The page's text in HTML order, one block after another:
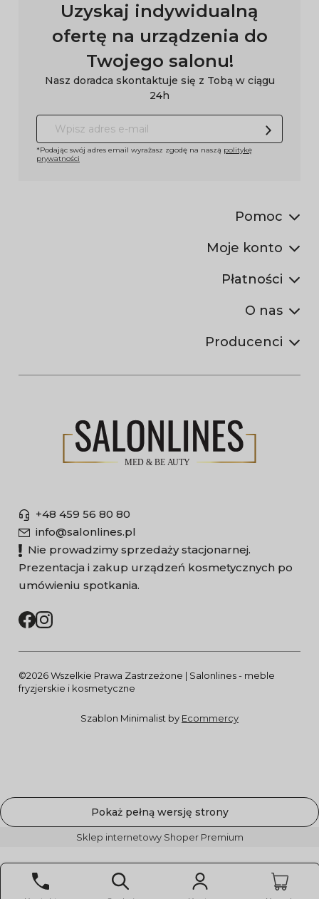
Uzyskaj indywidualną
ofertę na urządzenia do
Twojego salonu!
Nasz doradca skontaktuje się z Tobą w ciągu
24h
*Podając swój adres email wyrażasz zgodę na naszą politykę
prywatności
Pomoc
Moje konto
Płatności
O nas
Producenci
+48 459 56 80 80
info@salonlines.pl
Nie prowadzimy sprzedaży stacjonarnej.
Prezentacja i zakup urządzeń kosmetycznych po
umówieniu spotkania.
©2026 Wszelkie Prawa Zastrzeżone | Salonlines - meble
fryzjerskie i kosmetyczne
Szablon Minimalist by Ecommercy
Pokaż pełną wersję strony
Sklep internetowy Shoper Premium